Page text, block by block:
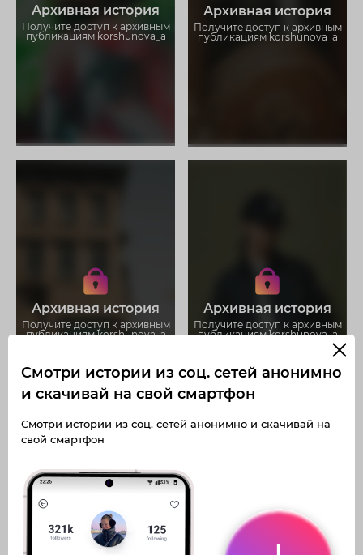
Архивная история
Получите доступ к архивным
публикациям korshunova_a
Загружайте истории без
ограничений
Архивная история
Получите доступ к архивным
публикациям korshunova_a
Загружайте истории без
ограничений
Архивная история
Получите доступ к архивным
публикациям korshunova_a
Получите доступ к архивным
историям korshunova_a
Не отвлекайтесь на рекламу
Загружайте истории без
ограничений
Архивная история
Получите доступ к архивным
публикациям korshunova_a
Получите доступ к архивным
историям korshunova_a
Не отвлекайтесь на рекламу
Загружайте истории без
ограничений
Смотри истории из соц. сетей анонимно
и скачивай на свой смартфон
Смотри истории из соц. сетей анонимно и скачивай на
свой смартфон